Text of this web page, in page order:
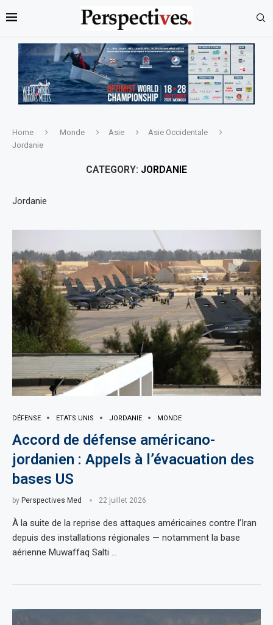
Home Monde Asie
Asie Occidentale
Jordanie
CATEGORY: JORDANIE
Jordanie
DÉFENSE ETATS UNIS JORDANIE MONDE
Accord de défense américano-
jordanien : Appels à l’évacuation des
bases US
by Perspectives Med 22 juillet 2026
À la suite de la reprise des attaques américaines contre l’Iran
depuis des installations régionales — notamment la base
aérienne Muwaffaq Salti …